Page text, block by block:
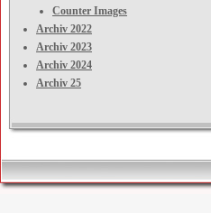
Counter Images
Archiv 2022
Archiv 2023
Archiv 2024
Archiv 25